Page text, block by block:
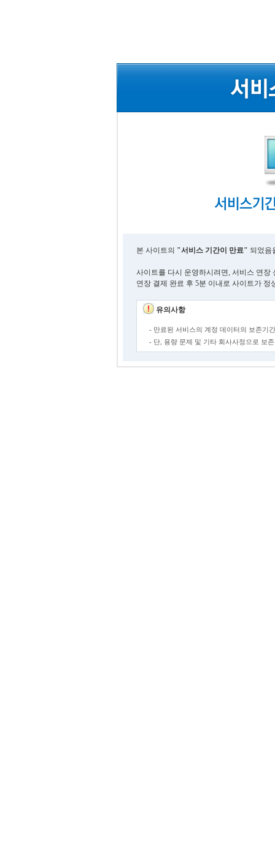
본 사이트의 "서비스 기간이 만료" 되었음
사이트를 다시 운영하시려면, 서비스 연장
연장 결제 완료 후 5분 이내로 사이트가 정
유의사항
- 만료된 서비스의 계정 데이터의 보존기
- 단, 용량 문제 및 기타 회사사정으로 보